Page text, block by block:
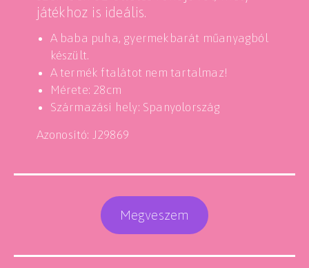
játékhoz is ideális.
A baba puha, gyermekbarát műanyagból
készült.
A termék ftalátot nem tartalmaz!
Mérete: 28cm
Származási hely: Spanyolország
Azonosító: J29869
Megveszem